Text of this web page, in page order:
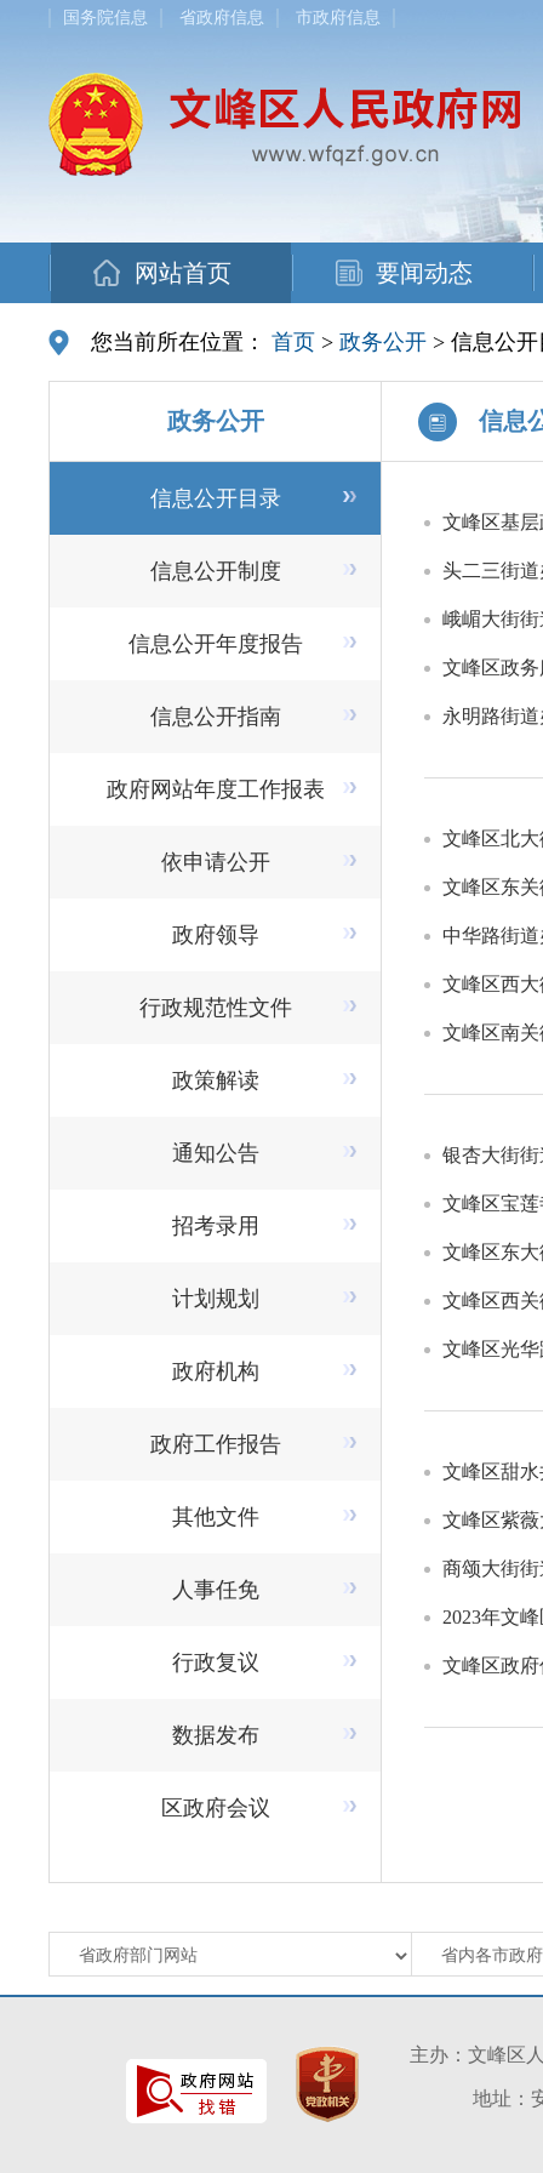
国务院信息 省政府信息 市政府信息
网站首页 要闻动态
您当前所在位置： 首页 > 政务公开 > 信息公
政务公开 信息
信息公开目录
信息公开制度
信息公开年度报告
信息公开指南
政府网站年度工作报表
依申请公开
政府领导
行政规范性文件
政策解读
通知公告
招考录用
计划规划
政府机构
政府工作报告
其他文件
人事任免
行政复议
数据发布
区政府会议
文峰区基
头二三街
峨嵋大街
文峰区政
永明路街
文峰区北
文峰区东
中华路街
文峰区西
文峰区南
银杏大街
文峰区宝
文峰区东
文峰区西
文峰区光
文峰区甜
文峰区紫
商颂大街
2023年文
文峰区政
主办：文峰区
地址：